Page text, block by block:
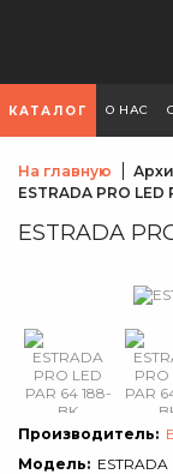
КАТАЛОГ О НАС
На главную
ESTRADA PRO LED
ESTRADA
Производитель:
Модель: